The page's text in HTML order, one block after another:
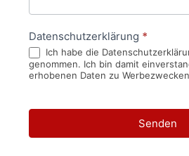
Datenschutzerklärung *
Ich habe die
genommen. Ich bin damit
erhobenen Daten zu
Senden